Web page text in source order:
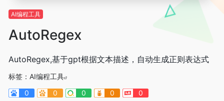
AI编程工具
AutoRegex
AutoRegex,基于gpt根据文本描述，自动生成正则表达式
标签： AI编程工具
0
0 0 0 0